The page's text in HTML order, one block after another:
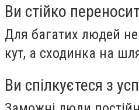
Ви стійко
Для багатих людей
кут, а сходинка на
Ви спілкуєтеся з